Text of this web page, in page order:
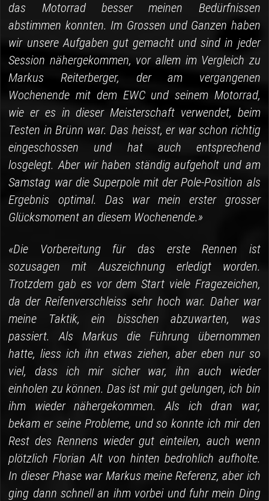
das Motorrad besser meinen Bedürfnissen
abstimmen konnten. Im Grossen und Ganzen haben
wir unsere Aufgaben gut gemacht und sind in jeder
Session nähergekommen, vor allem im Vergleich zu
Markus Reiterberger, der am vergangenen
Wochenende mit dem EWC und seinem Motorrad,
wie er es in dieser Meisterschaft verwendet, beim
Testen in Brünn war. Das heisst, er war schon richtig
eingeschossen und hat auch entsprechend
losgelegt. Aber wir haben ständig aufgeholt und am
Samstag war die Superpole mit der Pole-Position als
Ergebnis optimal. Das war mein erster grosser
Glücksmoment an diesem Wochenende.»
«Die Vorbereitung für das erste Rennen ist
sozusagen mit Auszeichnung erledigt worden.
Trotzdem gab es vor dem Start viele Fragezeichen,
da der Reifenverschleiss sehr hoch war. Daher war
meine Taktik, ein bisschen abzuwarten, was
passiert. Als Markus die Führung übernommen
hatte, liess ich ihn etwas ziehen, aber eben nur so
viel, dass ich mir sicher war, ihn auch wieder
einholen zu können. Das ist mir gut gelungen, ich bin
ihm wieder nähergekommen. Als ich dran war,
bekam er seine Probleme, und so konnte ich mir den
Rest des Rennens wieder gut einteilen, auch wenn
plötzlich Florian Alt von hinten bedrohlich aufholte.
In dieser Phase war Markus meine Referenz, aber ich
ging dann schnell an ihm vorbei und fuhr mein Ding